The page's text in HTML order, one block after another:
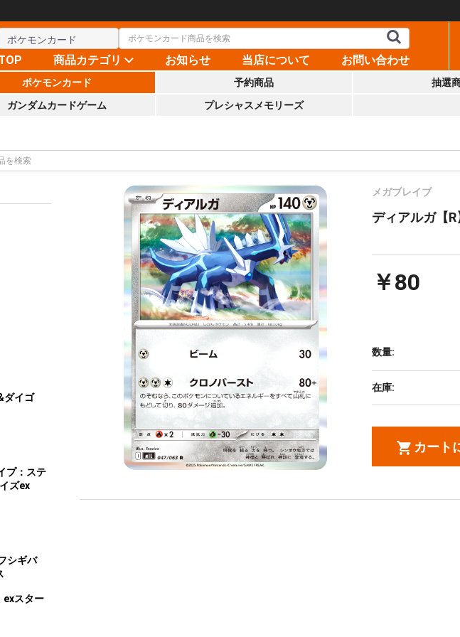
商品カテゴリ お知らせ 当店について お問い合わせ
ポケモンカード 予約商品 抽選
ガンダムカードゲーム
プレシャスメモリーズ
ダイゴ
プ：ステ
ズex
シギバ
exスター
メガブレイブ
ディアルガ【
￥80
数量:
在庫:
カート